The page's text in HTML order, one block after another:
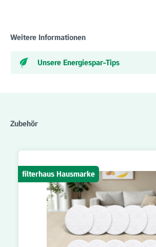
Weitere Informationen
Unsere Energiespar-Tips
Produktgalerie überspringen
Zubehör
filterhaus Hausmarke